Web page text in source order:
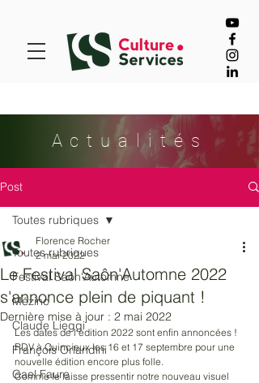
Post
Toutes rubriques
Festival Saôn'Automne
Mézinc
Claude Lieggi
François Orlandini
Gael Faure
Toutes rubriques
Le Festival Saôn'Automne 2022
s'annonce plein de piquant !
Florence Rocher
2 mai 2022
Dernière mise à jour : 2 mai 2022
Les dates de l'édition 2022 sont enfin annoncées !
RDV à Quincieux les 16 et 17 septembre pour une
nouvelle édition encore plus folle.
Comme le laisse pressentir notre nouveau visuel
Actualités